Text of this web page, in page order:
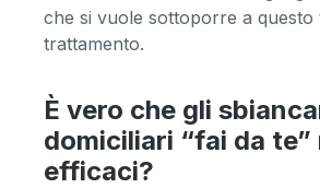
che si vuole sottoporre a questo
trattamento.
È vero che gli
domiciliari “fai da te”
efficaci?